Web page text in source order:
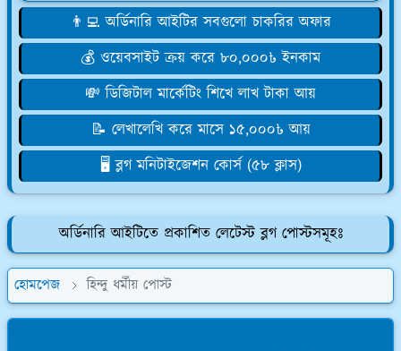
👨‍💻 অর্ডিনারি আইটির সবগুলো চাকরির অফার
💰 ওয়েবসাইট ক্রয় করে ৮০,০০০৳ ইনকাম
💸 ডিজিটাল মার্কেটিং শিখে লাখ টাকা আয়
📝 লেখালেখি করে মাসে ১৫,০০০৳ আয়
🖥️ ব্লগ মনিটাইজেশন কোর্স (৫৮ ক্লাস)
অর্ডিনারি আইটিতে প্রকাশিত লেটেস্ট ব্লগ পোস্টসমূহঃ
হোমপেজ হিন্দু ধর্মীয় পোস্ট